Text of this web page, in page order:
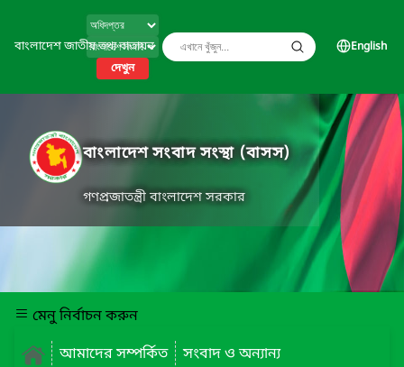
বাংলাদেশ জাতীয় তথ্য বাতায়ন
দেখুন
English
বাংলাদেশ সংবাদ সংস্থা (বাসস)
গণপ্রজাতন্ত্রী বাংলাদেশ সরকার
মেনু নির্বাচন করুন
আমাদের সম্পর্কিত
সংবাদ ও অন্যান্য